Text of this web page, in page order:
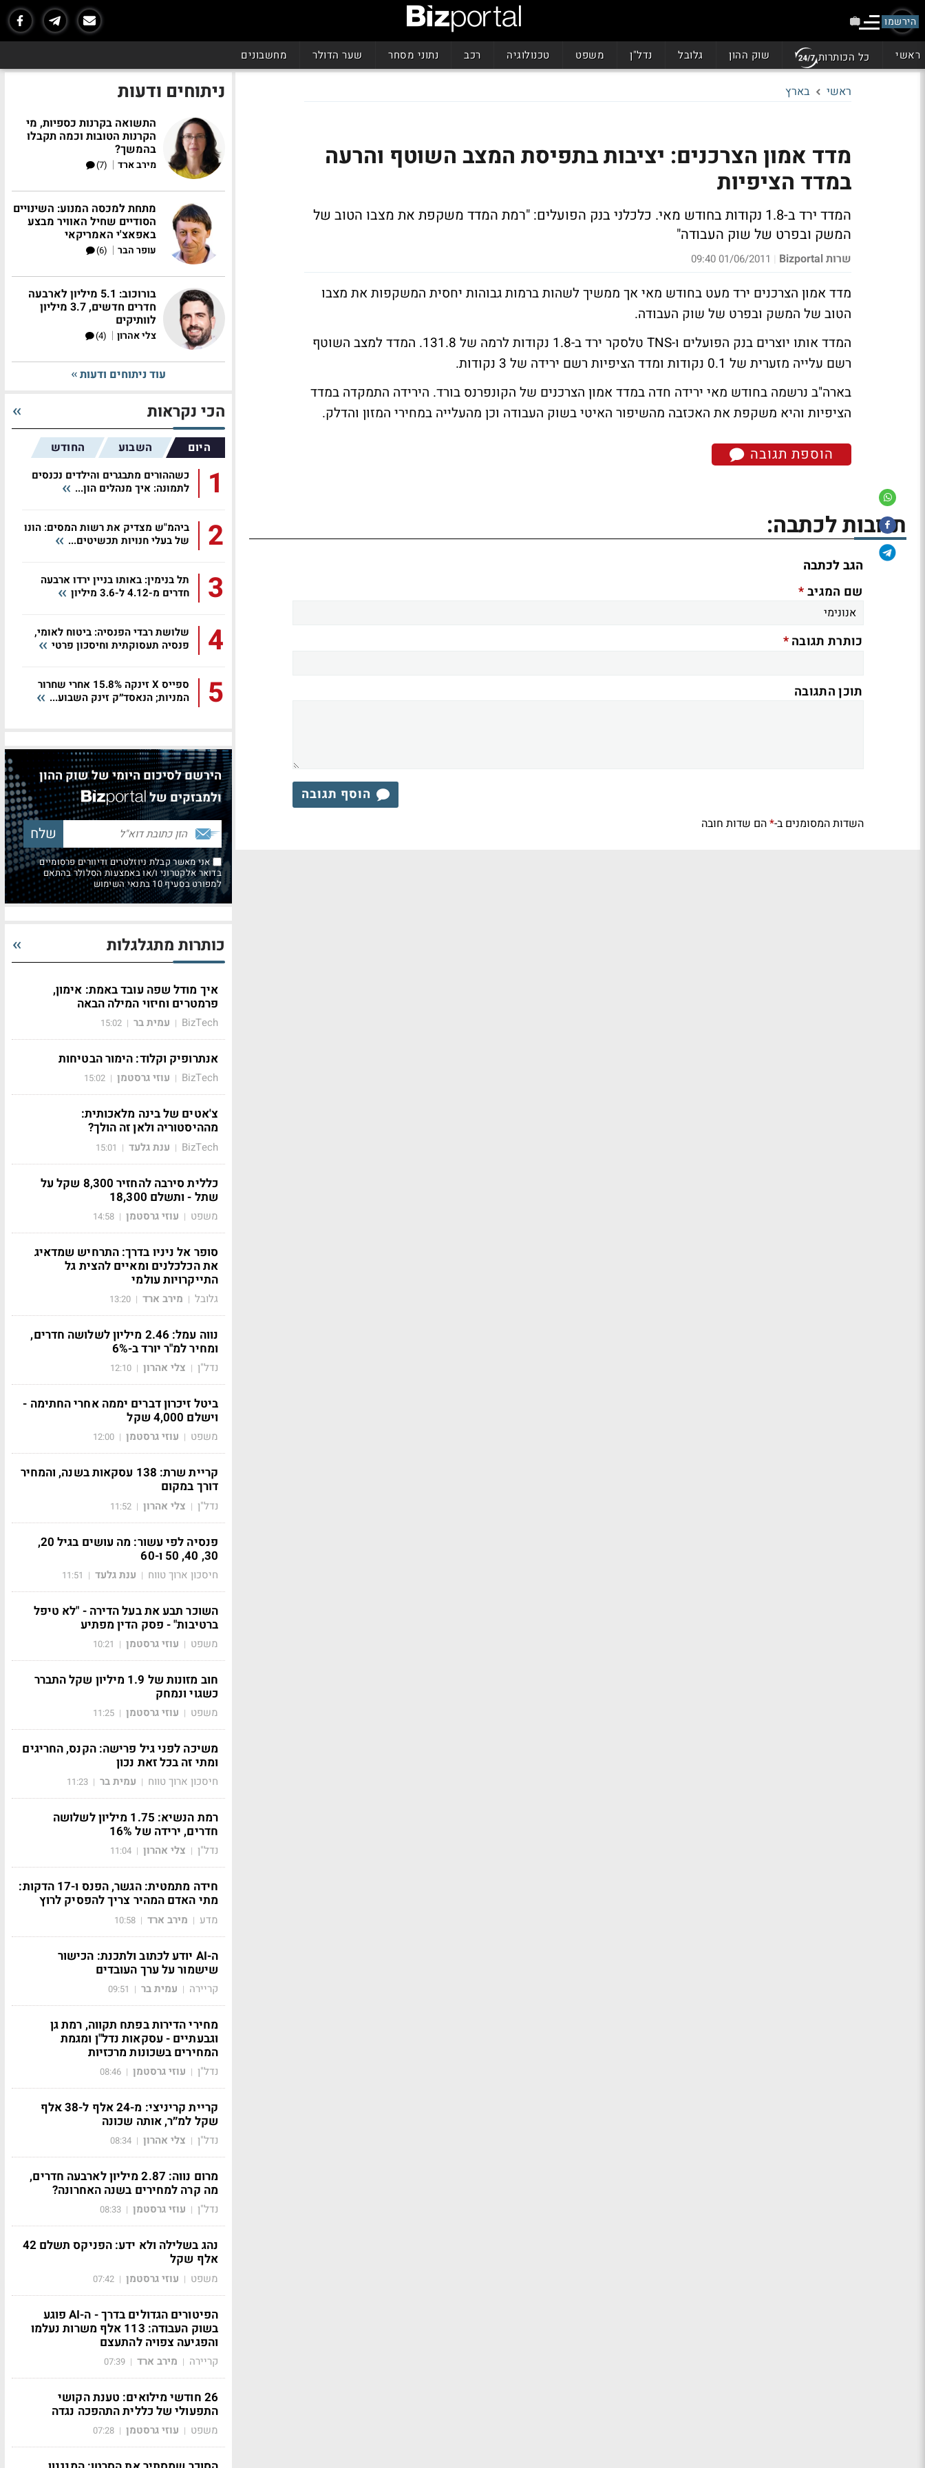
הירשמו
ראשי כל הכותרות שוק ההון גלובל נדל"ן משפט טכנולוגיה רכב נתוני מסחר שער הדולר מחשבונים
ראשי בארץ
מדד אמון הצרכנים: יציבות בתפיסת המצב השוטף והרעה
במדד הציפיות
המדד ירד ב-1.8 נקודות בחודש מאי. כלכלני בנק הפועלים: "רמת המדד משקפת את מצבו הטוב של
המשק ובפרט של שוק העבודה"
שרות Bizportal |
01/06/2011 09:40
מדד אמון הצרכנים ירד מעט בחודש מאי אך ממשיך לשהות ברמות גבוהות יחסית המשקפות את מצבו
הטוב של המשק ובפרט של שוק העבודה.
המדד אותו יוצרים בנק הפועלים ו-TNS טלסקר ירד ב-1.8 נקודות לרמה של 131.8. המדד למצב השוטף
רשם עלייה מזערית של 0.1 נקודות ומדד הציפיות רשם ירידה של 3 נקודות.
בארה"ב נרשמה בחודש מאי ירידה חדה במדד אמון הצרכנים של הקונפרנס בורד. הירידה התמקדה במדד
הציפיות והיא משקפת את האכזבה מהשיפור האיטי בשוק העבודה וכן מהעלייה במחירי המזון והדלק.
הוספת תגובה
תגובות לכתבה:
הגב לכתבה
שם המגיב*
כותרת תגובה*
תוכן התגובה
הוסף תגובה
השדות המסומנים ב-*הם שדות חובה
ניתוחים ודעות
התשואה בקרנות כספיות, מי
הקרנות הטובות וכמה תקבלו
בהמשך?
מירב ארד |
(7)
מתחת למכסה המנוע: השינויים
הסודיים שחיל האוויר מבצע
באפאצ'י האמריקאי
עופר הבר |
(6)
בורוכוב: 5.1 מיליון לארבעה
חדרים חדשים, 3.7 מיליון
לוותיקים
צלי אהרון |
(4)
עוד ניתוחים ודעות
הכי נקראות
היום השבוע החודש
1
כשההורים מתבגרים והילדים נכנסים
לתמונה: איך מנהלים הון...
2
ביהמ"ש מצדיק את רשות המסים: הונו
של בעלי חנויות תכשיטים...
3
תל בנימין: באותו בניין ירדו ארבעה
חדרים מ-4.12 ל-3.6 מיליון
4
שלושת רבדי הפנסיה: ביטוח לאומי,
פנסיה תעסוקתית וחיסכון פרטי
5
ספייס X זינקה 15.8% אחרי שחרור
המניות; הנאסד״ק זינק השבוע...
הירשם לסיכום היומי של שוק ההון
ולמבזקים של
אני מאשר קבלת ניוזלטרים ודיוורים פרסומיים
בדואר אלקטרוני ו/או באמצעות הסלולר בהתאם
למפורט בסעיף 10 בתנאי השימוש
כותרות מתגלגלות
איך מודל שפה עובד באמת: אימון,
פרמטרים וחיזוי המילה הבאה
BizTech
| עמית בר |
15:02
אנתרופיק וקלוד: הימור הבטיחות
BizTech
| עוזי גרסטמן |
15:02
צ'אטים של בינה מלאכותית:
מההיסטוריה ולאן זה הולך?
BizTech
| ענת גלעד |
15:01
כללית סירבה להחזיר 8,300 שקל על
שתל - ותשלם 18,300
משפט | עוזי גרסטמן |
14:58
סופר אל ניניו בדרך: התרחיש שמדאיג
את הכלכלנים ומאיים להצית גל
התייקרויות עולמי
גלובל | מירב ארד |
13:20
נווה עמל: 2.46 מיליון לשלושה חדרים,
ומחיר למ"ר יורד ב-6%
נדל"ן | צלי אהרון |
12:10
ביטל זיכרון דברים יממה אחרי החתימה -
וישלם 4,000 שקל
משפט | עוזי גרסטמן |
12:00
קריית שרת: 138 עסקאות בשנה, והמחיר
דורך במקום
נדל"ן | צלי אהרון |
11:52
פנסיה לפי עשור: מה עושים בגיל 20,
30, 40, 50 ו-60
חיסכון ארוך טווח | ענת גלעד |
11:51
השוכר תבע את בעל הדירה - "לא טיפל
ברטיבות" - פסק הדין מפתיע
משפט | עוזי גרסטמן |
10:21
חוב מזונות של 1.9 מיליון שקל התברר
כשגוי ונמחק
משפט | עוזי גרסטמן |
11:25
משיכה לפני גיל פרישה: הקנס, החריגים
ומתי זה בכל זאת נכון
חיסכון ארוך טווח | עמית בר |
11:23
רמת הנשיא: 1.75 מיליון לשלושה
חדרים, ירידה של 16%
נדל"ן | צלי אהרון |
11:04
חידה מתמטית: הגשר, הפנס ו-17 הדקות:
מתי האדם המהיר צריך להפסיק לרוץ
מדע | מירב ארד |
10:58
ה-AI יודע לכתוב ולתכנת: הכישור
שישמור על ערך העובדים
קריירה | עמית בר |
09:51
מחירי הדירות בפתח תקווה, רמת גן
וגבעתיים - עסקאות נדל"ן ומגמת
המחירים בשכונות מרכזיות
נדל"ן | עוזי גרסטמן |
08:46
קריית קריניצי: מ-24 אלף ל-38 אלף
שקל למ״ר, אותה שכונה
נדל"ן | צלי אהרון |
08:34
מרום נווה: 2.87 מיליון לארבעה חדרים,
מה קרה למחירים בשנה האחרונה?
נדל"ן | עוזי גרסטמן |
08:33
נהג בשלילה ולא ידע: הפניקס תשלם 42
אלף שקל
משפט | עוזי גרסטמן |
07:42
הפיטורים הגדולים בדרך - ה-AI פוגע
בשוק העבודה: 113 אלף משרות נעלמו
והפגיעה צפויה להתעצם
קריירה | מירב ארד |
07:39
26 חודשי מילואים: טענת הקושי
התפעולי של כללית התהפכה נגדה
משפט | עוזי גרסטמן |
07:28